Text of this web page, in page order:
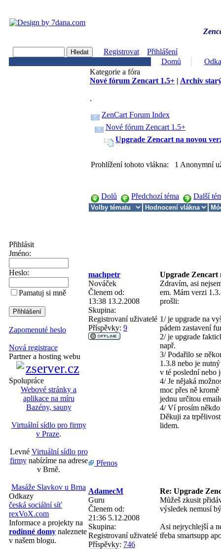
Registrovat
Přihlášení
Domů
Přihlásit
Jméno:
Heslo:
Pamatuj si mně
Zapomenuté heslo
Nová registrace
Partner a hosting webu
Spolupráce
Webové stránky a
aplikace na míru
Bazény, sauny
Virtuální sídlo pro firmy
v Praze.
Levné Virtuální sídlo pro
firmynabízíme na adrese
v Brně.
Masáže Slavkov u Brna
Odkazy
česká sociální síť
rexVoX.com
Informace a projekty na
rodinné domy naleznete
v našem blogu.
Kategorie a fóra
Nové fórum Zencart 1.5+ | Archiv
.
ZenCart Forum Index
Nové fórum Zencart 1.5+
Upgrade Zencart na novou
Prohlížení tohoto vlákna: 1 Anonymní
Dolů Předchozí téma Další
machpetr
Upgrade Zencart
Nováček
Členem od:
13:38 13.2.2008
Skupina:
Registrovaní uživatelé
Příspěvky: 9
Zdravím, asi
em. Mám verzi
prošli:
1/ je upgrade na
pádem zastavení
2/ je upgrade
např.
3/ Podařilo se
1.3.8 nebo je
v té poslední nebo
4/ Je nějaká
moc přes ně
jednu určitou
4/ Ví prosím někdo
Děkuji za
lidem.
Přenos
AdamecM
Re: Upgrade
Guru
Členem od:
21:36 5.12.2008
Skupina:
Registrovaní uživatelé
Příspěvky: 746
Můžeš zkusit
výsledek nemusí
Asi nejrychlejší a
třeba smartsupp